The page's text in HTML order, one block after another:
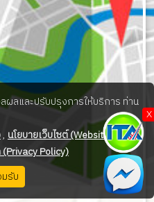
X
ผลและปรับปรุงการให้บริการ ท่าน
, นโยบายเว็บไซต์ (Website Policy)
Policy)
รับ